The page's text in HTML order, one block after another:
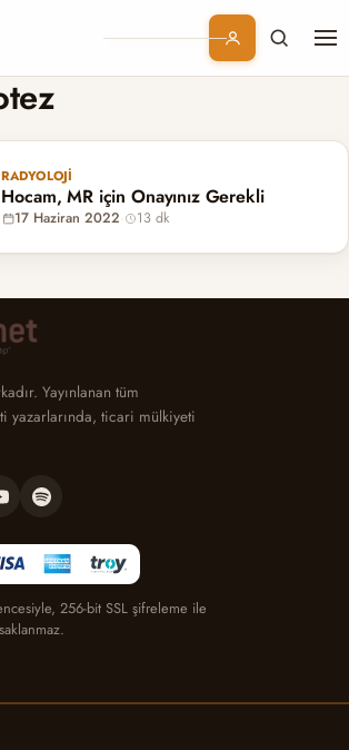
Branşlar
Konular
Kurumsal
RADYOLOJI
Hocam, MR için Onayınız Gerekli
17 Haziran 2022· 13 dk
Yayınlanan tüm
yazarlarında, ticari mülkiyeti
256-bit SSL şifreleme ile